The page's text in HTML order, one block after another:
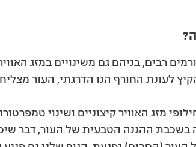
רבים, בניהם גם משינויים במזג
לעונת החורף הנו הדרגתי, העור
מזג האוויר קיצוניים ושינוי
בשכבת ההגנה הטבעית של העור, דבר